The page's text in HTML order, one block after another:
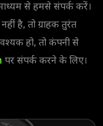
से हमसे संपर्क करें।
है, तो ग्राहक तुरंत
हो, तो कंपनी से
पर संपर्क करने के लिए।